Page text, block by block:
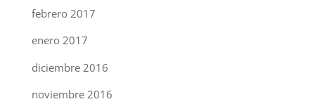
febrero 2017
enero 2017
diciembre 2016
noviembre 2016